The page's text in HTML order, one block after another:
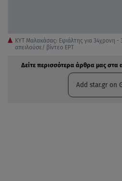
ΚΥΤ Μαλακάσας: Εφιάλτης για 34χρονη -
απειλούσε/ βίντεο ΕΡΤ
Δείτε περισσότερα άρθρα μας στα
Add star.gr on